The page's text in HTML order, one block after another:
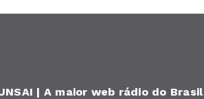
| A maior web rádio do Brasil